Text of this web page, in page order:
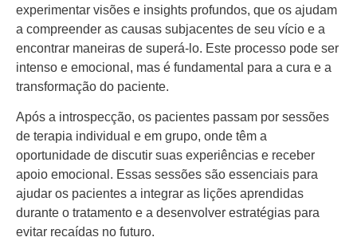
experimentar visões e insights profundos, que os ajudam
a compreender as causas subjacentes de seu vício e a
encontrar maneiras de superá-lo. Este processo pode ser
intenso e emocional, mas é fundamental para a cura e a
transformação do paciente.
Após a introspecção, os pacientes passam por sessões
de terapia individual e em grupo, onde têm a
oportunidade de discutir suas experiências e receber
apoio emocional. Essas sessões são essenciais para
ajudar os pacientes a integrar as lições aprendidas
durante o tratamento e a desenvolver estratégias para
evitar recaídas no futuro.